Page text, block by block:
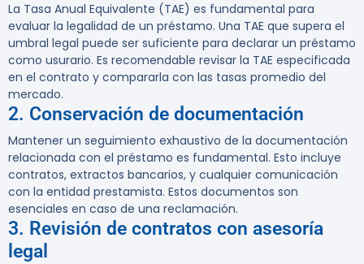
La Tasa Anual Equivalente (TAE) es fundamental para
evaluar la legalidad de un préstamo. Una TAE que supera el
umbral legal puede ser suficiente para declarar un préstamo
como usurario. Es recomendable revisar la TAE especificada
en el contrato y compararla con las tasas promedio del
mercado.
2. Conservación de documentación
Mantener un seguimiento exhaustivo de la documentación
relacionada con el préstamo es fundamental. Esto incluye
contratos, extractos bancarios, y cualquier comunicación
con la entidad prestamista. Estos documentos son
esenciales en caso de una reclamación.
3. Revisión de contratos con asesoría
legal